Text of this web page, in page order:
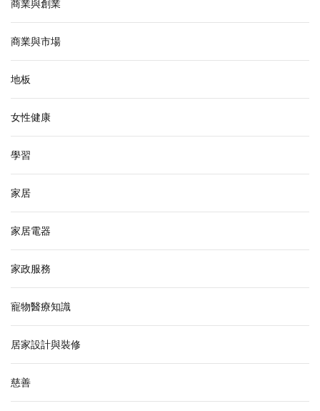
商業與創業
商業與市場
地板
女性健康
學習
家居
家居電器
家政服務
寵物醫療知識
居家設計與裝修
慈善